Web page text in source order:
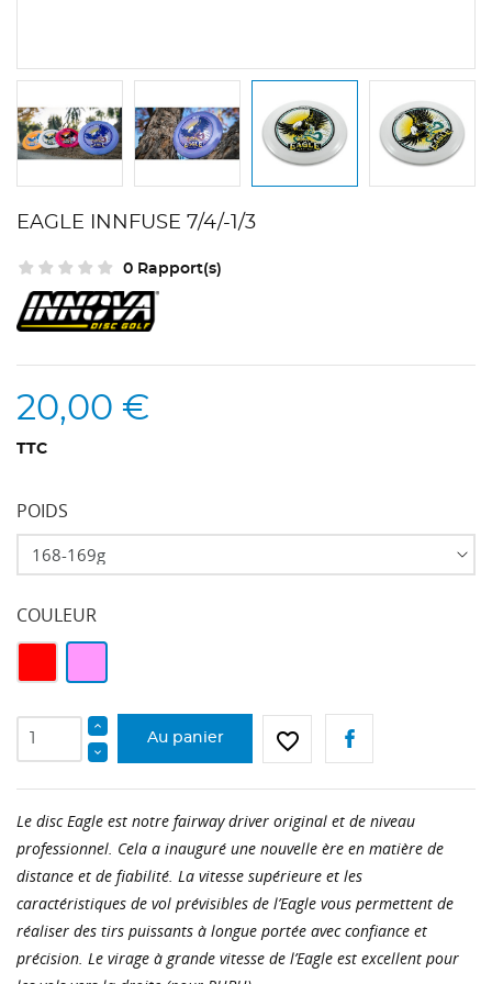
EAGLE INNFUSE 7/4/-1/3
0 Rapport(s)
20,00 €
TTC
POIDS
COULEUR
Au panier favorite_border
Le disc Eagle est notre fairway driver original et de niveau
professionnel. Cela a inauguré une nouvelle ère en matière de
distance et de fiabilité. La vitesse supérieure et les
caractéristiques de vol prévisibles de l’Eagle vous permettent de
réaliser des tirs puissants à longue portée avec confiance et
précision. Le virage à grande vitesse de l’Eagle est excellent pour